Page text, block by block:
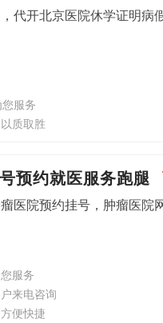
代开北京医院休学证明病
服务
质取胜
预约就医服务跑腿
医院预约挂号，肿瘤医院
服务
来电咨询
便快捷